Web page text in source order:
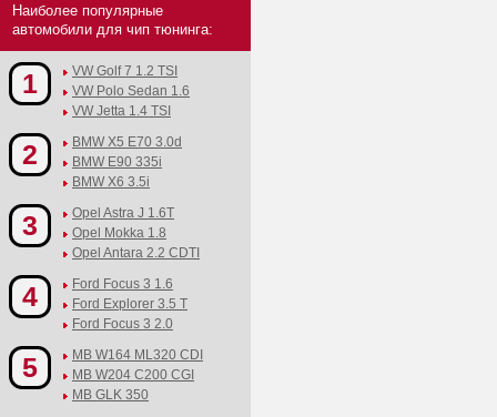
Наиболее популярные
автомобили для чип тюнинга:
1
VW Golf 7 1.2 TSI
VW Polo Sedan 1.6
VW Jetta 1.4 TSI
2
BMW X5 E70 3.0d
BMW E90 335i
BMW X6 3.5i
3
Opel Astra J 1.6T
Opel Mokka 1.8
Opel Antara 2.2 CDTI
4
Ford Focus 3 1.6
Ford Explorer 3.5 T
Ford Focus 3 2.0
5
MB W164 ML320 CDI
MB W204 C200 CGI
MB GLK 350